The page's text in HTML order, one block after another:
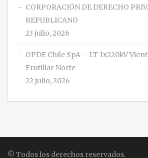
CORPORACIÓN DE DERECHO
REPUBLICANO
23 julio, 2026
OPDE Chile SpA – LT 1x220kV
Frutillar Norte
22 julio, 2026
© Todos los derechos reservados.